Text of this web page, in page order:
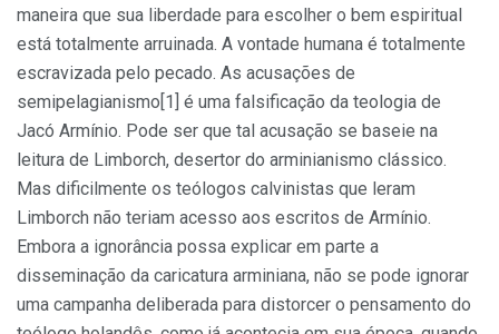
maneira que sua liberdade para escolher o bem espiritual
está totalmente arruinada. A vontade humana é totalmente
escravizada pelo pecado. As acusações de
semipelagianismo[1] é uma falsificação da teologia de
Jacó Armínio. Pode ser que tal acusação se baseie na
leitura de Limborch, desertor do arminianismo clássico.
Mas dificilmente os teólogos calvinistas que leram
Limborch não teriam acesso aos escritos de Armínio.
Embora a ignorância possa explicar em parte a
disseminação da caricatura arminiana, não se pode ignorar
uma campanha deliberada para distorcer o pensamento do